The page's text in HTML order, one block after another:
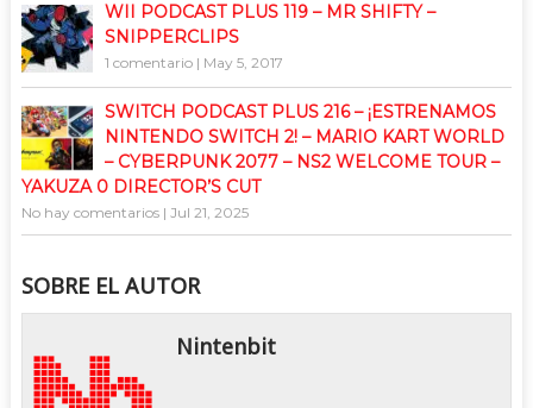
WII PODCAST PLUS 119 – MR SHIFTY –
SNIPPERCLIPS
1 comentario| May 5, 2017
SWITCH PODCAST PLUS 216 – ¡ESTRENAMOS
NINTENDO SWITCH 2! – MARIO KART WORLD
– CYBERPUNK 2077 – NS2 WELCOME TOUR –
YAKUZA 0 DIRECTOR’S CUT
No hay comentarios| Jul 21, 2025
SOBRE EL AUTOR
Nintenbit